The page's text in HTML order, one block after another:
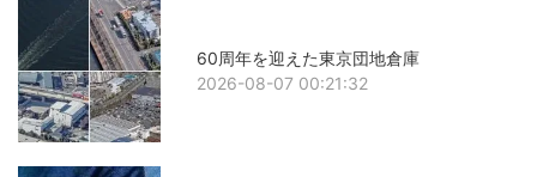
60周年を迎えた東京団地倉庫
2026-08-07 00:21:32